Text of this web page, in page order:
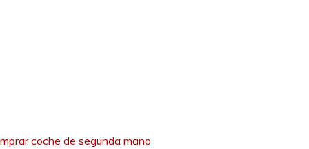
coche de segunda mano